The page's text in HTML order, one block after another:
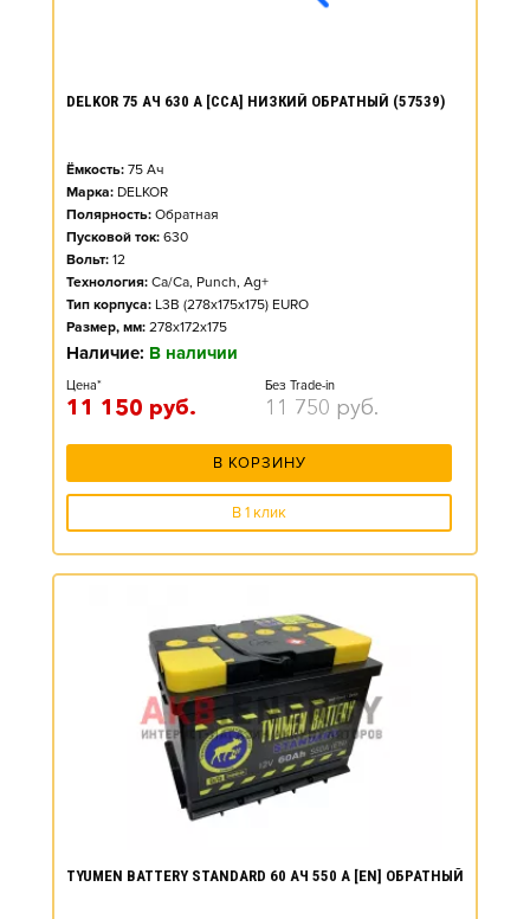
DELKOR 75 АЧ 630 А [CCA] НИЗКИЙ ОБРАТНЫЙ (57539)
Ёмкость: 75 Ач
Марка: DELKOR
Полярность: Обратная
Пусковой ток: 630
Вольт: 12
Технология: Ca/Ca, Punch, Ag+
Тип корпуса: L3B (278x175x175) EURO
Размер, мм: 278x172x175
Наличие: В наличии
Цена*
11 150 руб.
Без Trade-in
11 750 руб.
В КОРЗИНУ
В 1 клик
TYUMEN BATTERY STANDARD 60 АЧ 550 А [EN] ОБРАТНЫЙ